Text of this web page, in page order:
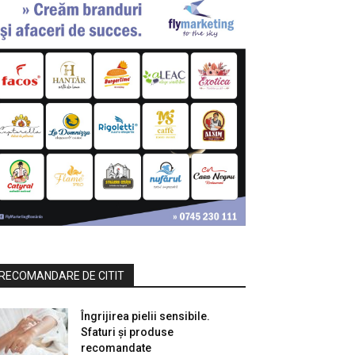
DE CITIT
Îngrijirea pielii sensibile.
Sfaturi și produse
recomandate